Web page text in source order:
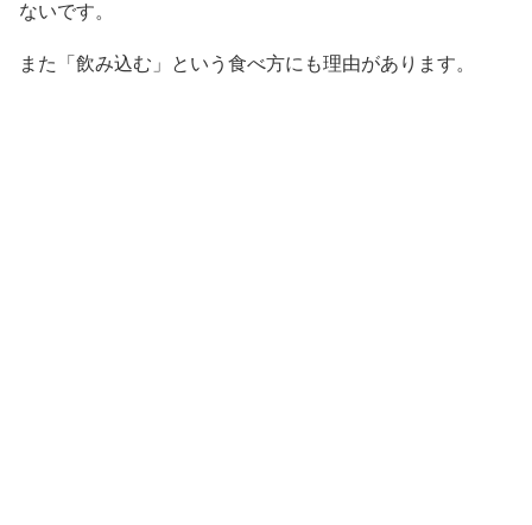
ないです。
また「飲み込む」という食べ方にも理由があります。